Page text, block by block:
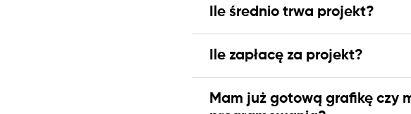
Ile średnio trwa projekt?
Ile zapłacę za projekt?
Mam już gotową grafikę czy